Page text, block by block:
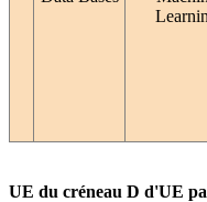
UE du créneau D d'UE